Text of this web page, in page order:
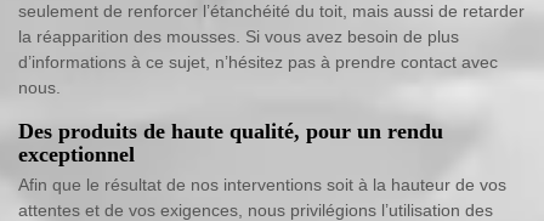
seulement de renforcer l’étanchéité du toit, mais aussi de retarder
la réapparition des mousses. Si vous avez besoin de plus
d’informations à ce sujet, n’hésitez pas à prendre contact avec
nous.
Des produits de haute qualité, pour un rendu
exceptionnel
Afin que le résultat de nos interventions soit à la hauteur de vos
attentes et de vos exigences, nous privilégions l’utilisation des